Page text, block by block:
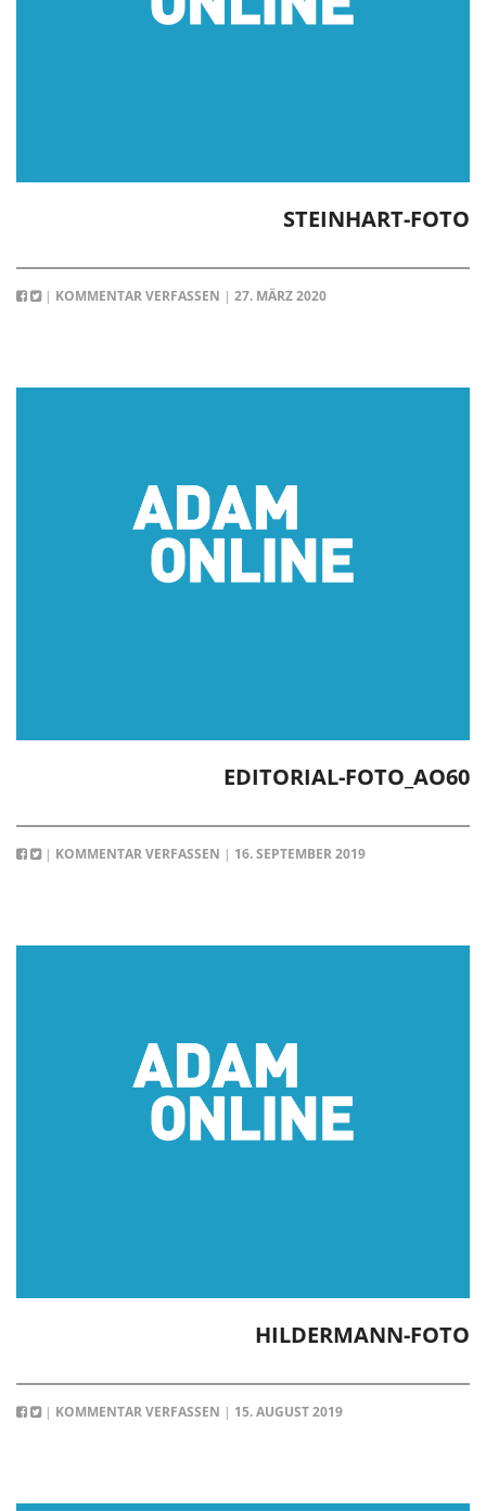
STEINHART-FOTO
| KOMMENTAR VERFASSEN | 27. MÄRZ 2020
EDITORIAL-FOTO_AO60
| KOMMENTAR VERFASSEN | 16. SEPTEMBER 2019
HILDERMANN-FOTO
| KOMMENTAR VERFASSEN | 15. AUGUST 2019